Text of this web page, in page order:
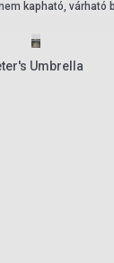
kapható, várható
Umbrella